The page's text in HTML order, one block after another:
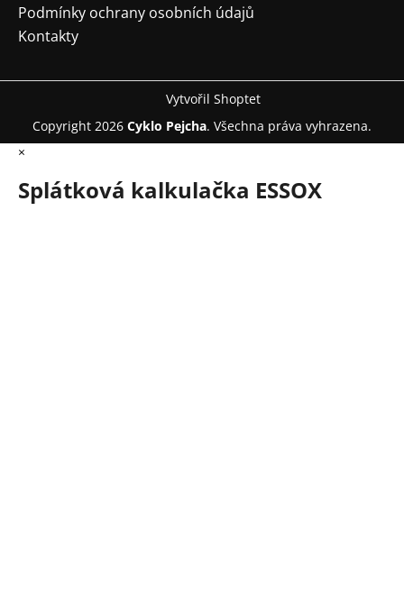
Podmínky ochrany osobních údajů
Kontakty
Vytvořil Shoptet
Copyright 2026 Cyklo Pejcha. Všechna práva vyhrazena.
×
Splátková kalkulačka ESSOX